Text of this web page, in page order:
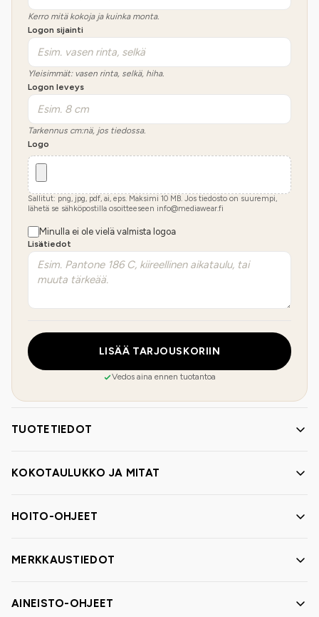
Kerro mitä kokoja ja kuinka monta.
Logon sijainti
Yleisimmät: vasen rinta, selkä, hiha.
Logon leveys
Tarkennus cm:nä, jos tiedossa.
Logo
Sallitut: png, jpg, pdf, ai, eps. Maksimi 10 MB. Jos tiedosto on suurempi,
lähetä se sähköpostilla osoitteeseen info@mediawear.fi
Minulla ei ole vielä valmista logoa
Lisätiedot
LISÄÄ TARJOUSKORIIN
Vedos aina ennen tuotantoa
TUOTETIEDOT
KOKOTAULUKKO JA MITAT
HOITO-OHJEET
MERKKAUSTIEDOT
AINEISTO-OHJEET